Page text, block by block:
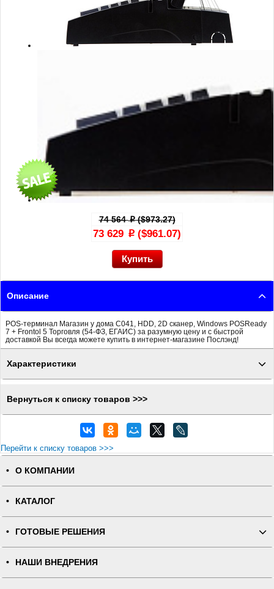
74 564p($973.27)
73 629 p ($961.07)
Описание
POS-терминал Магазин у дома С041, HDD, 2D сканер, Windows POSReady
7 + Frontol 5 Торговля (54-ФЗ, ЕГАИС) за разумную цену и с быстрой
доставкой Вы всегда можете купить в интернет-магазине Послэнд!
Характеристики
Вернуться к списку товаров >>>
Перейти к списку товаров >>>
О КОМПАНИИ
КАТАЛОГ
ГОТОВЫЕ РЕШЕНИЯ
НАШИ ВНЕДРЕНИЯ